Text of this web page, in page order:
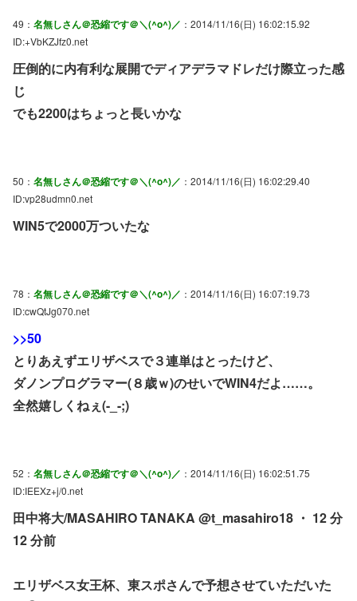
49： 名無しさん＠恐縮です＠＼(^o^)／ ：2014/11/16(日) 16:02:15.92
ID:+VbKZJfz0.net
圧倒的に内有利な展開でディアデラマドレだけ際立った感
じ
でも2200はちょっと長いかな
50： 名無しさん＠恐縮です＠＼(^o^)／ ：2014/11/16(日) 16:02:29.40
ID:vp28udmn0.net
WIN5で2000万ついたな
78： 名無しさん＠恐縮です＠＼(^o^)／ ：2014/11/16(日) 16:07:19.73
ID:cwQtJg070.net
>>50
とりあえずエリザベスで３連単はとったけど、
ダノンプログラマー(８歳ｗ)のせいでWIN4だよ……。
全然嬉しくねぇ(-_-;)
52： 名無しさん＠恐縮です＠＼(^o^)／ ：2014/11/16(日) 16:02:51.75
ID:IEEXz+j/0.net
田中将大/MASAHIRO TANAKA @t_masahiro18 ・ 12 分
12 分前
エリザベス女王杯、東スポさんで予想させていただいた